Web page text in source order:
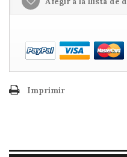
Imprimir